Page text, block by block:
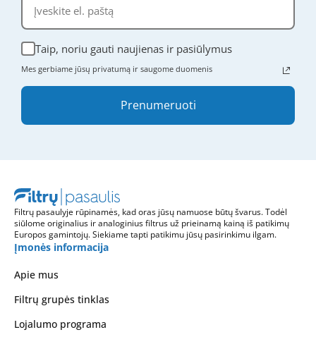
Taip, noriu gauti naujienas ir pasiūlymus
Mes gerbiame jūsų privatumą ir saugome duomenis
Prenumeruoti
Filtrų pasaulyje rūpinamės, kad oras jūsų namuose būtų švarus. Todėl
siūlome originalius ir analoginius filtrus už prieinamą kainą iš patikimų
Europos gamintojų. Siekiame tapti patikimu jūsų pasirinkimu ilgam.
Įmonės informacija
Apie mus
Filtrų grupės tinklas
Lojalumo programa